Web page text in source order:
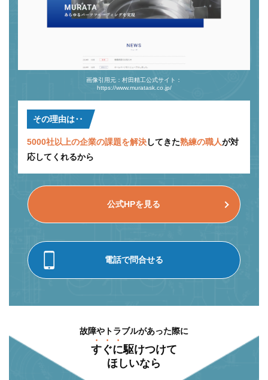
画像引用元：村田精工公式サイト：
https://www.muratask.co.jp/
その理由は‥
5000社以上の企業の課題を解決してきた熟練の職人が対
応してくれるから
公式HPを見る
電話で問合せる
故障やトラブルがあった際に
すぐに駆けつけて
ほしいなら